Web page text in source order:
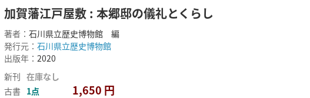
加賀藩江戸屋敷 : 本郷邸の儀礼とくらし
著者： 石川県立歴史博物館 編
発行元： 石川県立歴史博物館
出版年： 2020
新刊 在庫なし
古書 1点 1,650 円